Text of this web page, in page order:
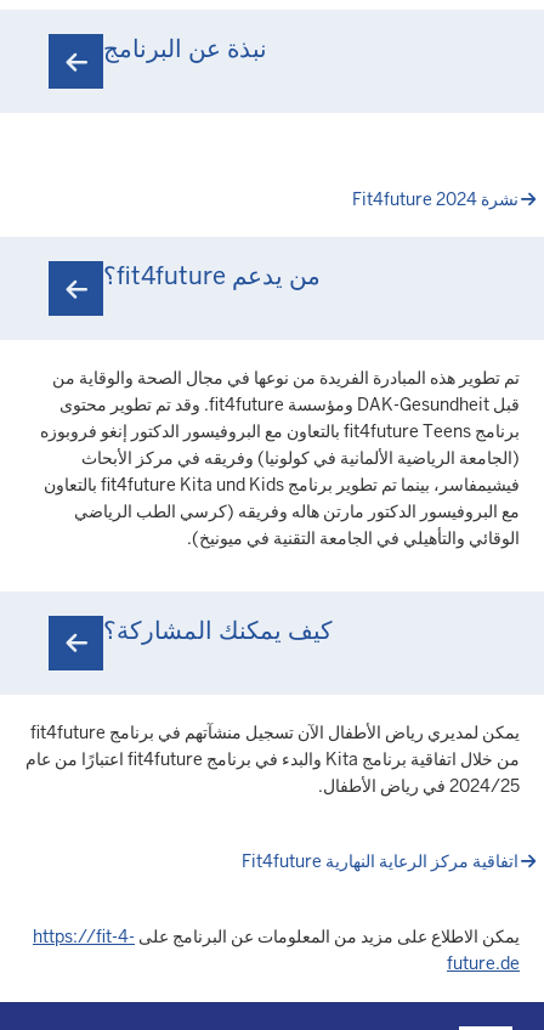
نبذة عن البرنامج
نشرة Fit4future 2024
من يدعم fit4future؟
تم تطوير هذه المبادرة الفريدة من نوعها في مجال الصحة والوقاية من
قبل DAK-Gesundheit ومؤسسة fit4future. وقد تم تطوير محتوى
برنامج fit4future Teens بالتعاون مع البروفيسور الدكتور إنغو فروبوزه
(الجامعة الرياضية الألمانية في كولونيا) وفريقه في مركز الأبحاث
فيشيمفاسر، بينما تم تطوير برنامج fit4future Kita und Kids بالتعاون
مع البروفيسور الدكتور مارتن هاله وفريقه (كرسي الطب الرياضي
الوقائي والتأهيلي في الجامعة التقنية في ميونيخ).
كيف يمكنك المشاركة؟
يمكن لمديري رياض الأطفال الآن تسجيل منشآتهم في برنامج fit4future
من خلال اتفاقية برنامج Kita والبدء في برنامج fit4future اعتبارًا من عام
2024/25 في رياض الأطفال.
اتفاقية مركز الرعاية النهارية Fit4future
يمكن الاطلاع على مزيد من المعلومات عن البرنامج على https://fit-4-
future.de